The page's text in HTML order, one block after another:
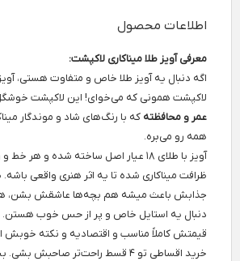
اطلاعات محصول
معرفی آویز طلا میناکاری لاکپشت:
اگه دنبال یه آویز طلا خاص و متفاوت هستی، آویز
لاکپشت همونی که می‌خوای! این لاکپشت
عمر و محافظته که با رنگ‌های شاد و موندگار
همه رو می‌بره.
آویز با طلای ۱۸ عیار اصل ساخته شده و
ظرافت میناکاری شده تا یه اثر هنری واقعی
جذابش باعث میشه هم بچه‌ها عاشقش بشن،
دنبال یه استایل خاص و پر از حس خوب هستن.
قیمتش کاملاً مناسب و اقتصادیه و نکته خوبش
خرید اقساطی تو ۴ قسط راحت‌تر